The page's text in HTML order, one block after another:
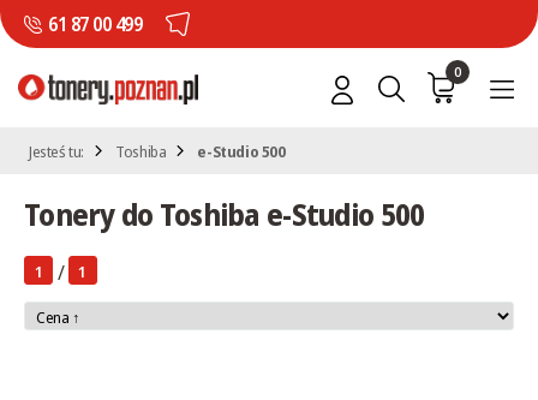
61 87 00 499
0
Jesteś tu: Toshiba e-Studio 500
Tonery do Toshiba e-Studio 500
1 / 1